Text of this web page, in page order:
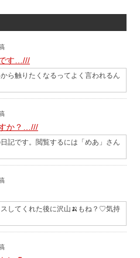
す…///
ら触りたくなるってよく言われるん
か？…///
記です。閲覧するには「めあ」さん
してくれた後に沢山🍌もね？♡気持